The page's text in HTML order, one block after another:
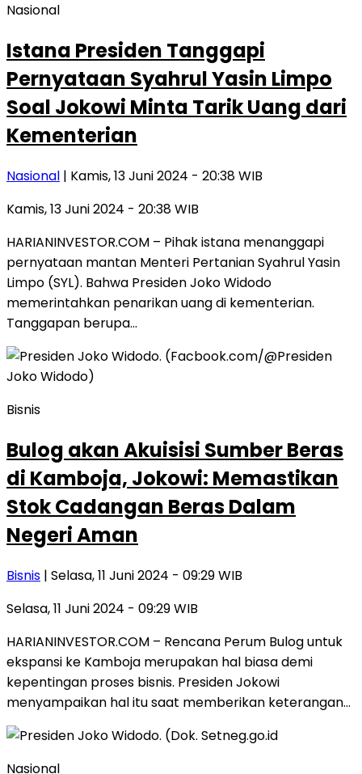
Nasional
Istana Presiden Tanggapi
Pernyataan Syahrul Yasin Limpo
Soal Jokowi Minta Tarik Uang dari
Kementerian
Nasional | Kamis, 13 Juni 2024 - 20:38 WIB
Kamis, 13 Juni 2024 - 20:38 WIB
HARIANINVESTOR.COM – Pihak istana menanggapi
pernyataan mantan Menteri Pertanian Syahrul Yasin
Limpo (SYL). Bahwa Presiden Joko Widodo
memerintahkan penarikan uang di kementerian.
Tanggapan berupa…
Bisnis
Bulog akan Akuisisi Sumber Beras
di Kamboja, Jokowi: Memastikan
Stok Cadangan Beras Dalam
Negeri Aman
Bisnis | Selasa, 11 Juni 2024 - 09:29 WIB
Selasa, 11 Juni 2024 - 09:29 WIB
HARIANINVESTOR.COM – Rencana Perum Bulog untuk
ekspansi ke Kamboja merupakan hal biasa demi
kepentingan proses bisnis. Presiden Jokowi
menyampaikan hal itu saat memberikan keterangan…
Nasional